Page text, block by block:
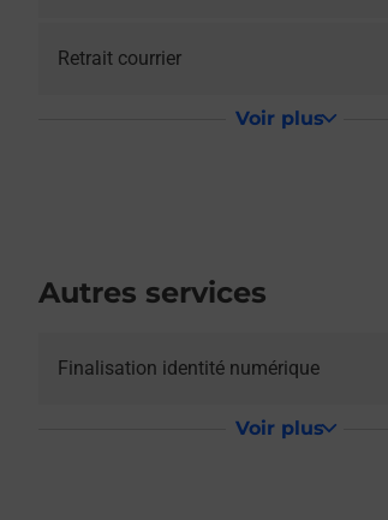
Retrait courrier
Voir plus
Autres services
Finalisation identité numérique
Voir plus